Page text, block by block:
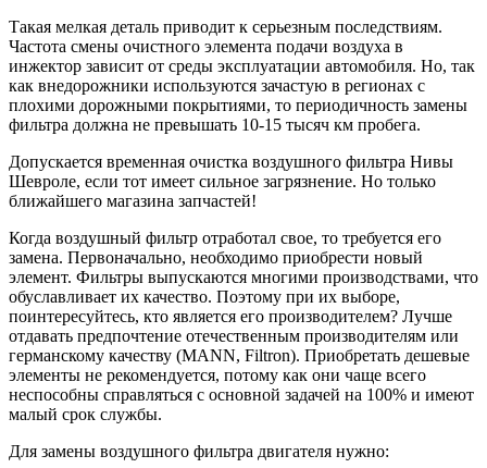
Такая мелкая деталь приводит к серьезным последствиям.
Частота смены очистного элемента подачи воздуха в
инжектор зависит от среды эксплуатации автомобиля. Но, так
как внедорожники используются зачастую в регионах с
плохими дорожными покрытиями, то периодичность замены
фильтра должна не превышать 10-15 тысяч км пробега.
Допускается временная очистка воздушного фильтра Нивы
Шевроле, если тот имеет сильное загрязнение. Но только
ближайшего магазина запчастей!
Когда воздушный фильтр отработал свое, то требуется его
замена. Первоначально, необходимо приобрести новый
элемент. Фильтры выпускаются многими производствами, что
обуславливает их качество. Поэтому при их выборе,
поинтересуйтесь, кто является его производителем? Лучше
отдавать предпочтение отечественным производителям или
германскому качеству (MANN, Filtron). Приобретать дешевые
элементы не рекомендуется, потому как они чаще всего
неспособны справляться с основной задачей на 100% и имеют
малый срок службы.
Для замены воздушного фильтра двигателя нужно: